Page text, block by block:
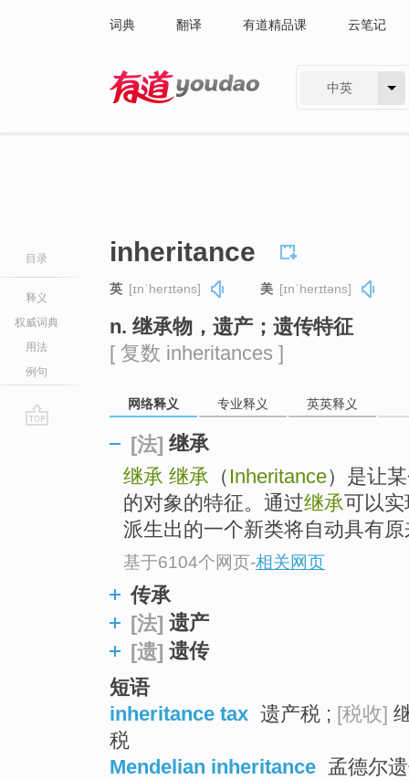
词典 翻译 有道精品课 云笔记
中英
目录
释义
权威词典
用法
例句
inheritance
英 [ɪnˈherɪtəns] 美 [ɪnˈherɪtəns]
n. 继承物，遗产；遗传特征
[ 复数 inheritances ]
网络释义 专业释义 英英释义
[法] 继承
继承 继承 （ Inheritance）是让
的对象的特征。通过继承可以
派生出的一个新类将自动具有
基于6104个网页-相关网页
传承
[法] 遗产
[遗] 遗传
短语
inheritance tax 遗产税 ; [税收]
税
Mendelian inheritance 孟德尔